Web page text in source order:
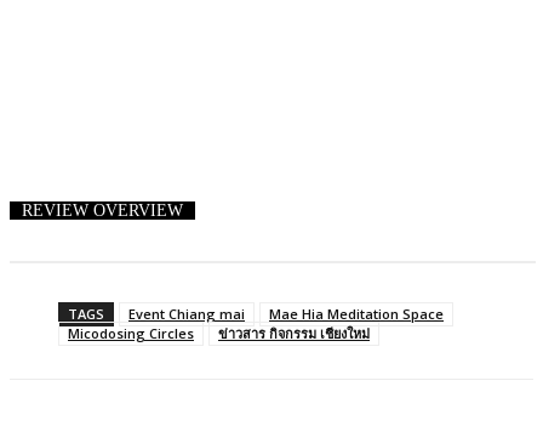
REVIEW OVERVIEW
TAGS Event Chiang mai
Mae Hia Meditation Space
Micodosing Circles
ข่าวสาร กิจกรรม เชียงใหม่